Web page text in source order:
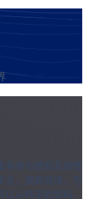
有参与感和互动性
言，提高阅读、写
从特定的学科、